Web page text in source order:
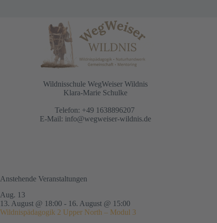
Wildnisschule WegWeiser Wildnis
Klara-Marie Schulke
Telefon: +49 1638896207
E-Mail: info@wegweiser-wildnis.de
Anstehende Veranstaltungen
Aug. 13
13. August @ 18:00 - 16. August @ 15:00
Wildnispädagogik 2 Upper North – Modul 3